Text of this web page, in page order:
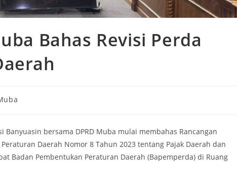
Bahas Revisi Perda
bersama DPRD Muba mulai membahas Rancangan
Daerah Nomor 8 Tahun 2023 tentang Pajak Daerah dan
Badan Pembentukan Peraturan Daerah (Bapemperda) di Ruang